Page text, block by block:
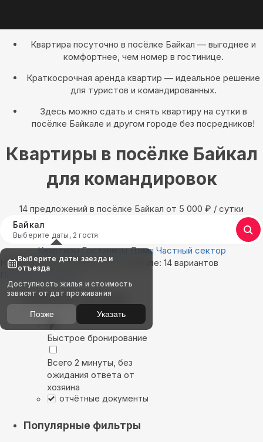
Квартира посуточно в посёлке Байкал — выгоднее и
комфортнее, чем номер в гостинице.
Краткосрочная аренда квартир — идеальное решение
для туристов и командированных.
Здесь можно сдать и снять квартиру на сутки в
посёлке Байкале и другом городе без посредников!
Квартиры в посёлке Байкал
для командировок
14 предложений в посёлке Байкал oт 5 000 ₽ / сутки
Байкал
Выберите даты, 2 гостя
Квартиры Гостиницы Дома Частный сектор
Найдём, где остановиться в Байкале: 14 вариантов
Показать на карте
Выбирайте лучшее
Быстрое бронирование
Всего 2 минуты, без
ожидания ответа от
хозяина
отчётные документы
Популярные фильтры
Выберите даты заезда и
отъезда
Доступность жилья и стоимость
зависят от дат проживания
Позже Указать